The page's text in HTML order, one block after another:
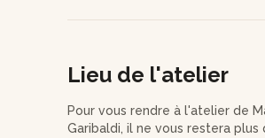
Lieu de l'atelier
Pour vous rendre à l'atelier de
Garibaldi, il ne vous restera plus